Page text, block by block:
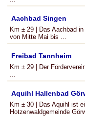
Aachbad Singen
Km ± 29 | Das Aachbad
von Mitte Mai bis ...
Freibad Tannheim
Km ± 29 | Der
...
Aquihl Hallenbad
Km ± 30 | Das Aquihl ist
Hotzenwaldgemeinde